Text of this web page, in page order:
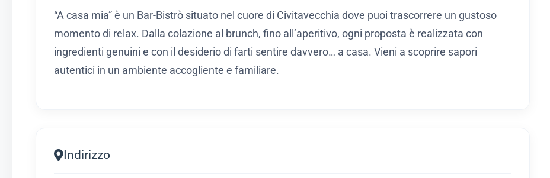
“A casa mia” è un Bar-Bistrò situato nel cuore di Civitavecchia dove puoi trascorrere un gustoso
momento di relax. Dalla colazione al brunch, fino all’aperitivo, ogni proposta è realizzata con
ingredienti genuini e con il desiderio di farti sentire davvero… a casa. Vieni a scoprire sapori
autentici in un ambiente accogliente e familiare.
Indirizzo